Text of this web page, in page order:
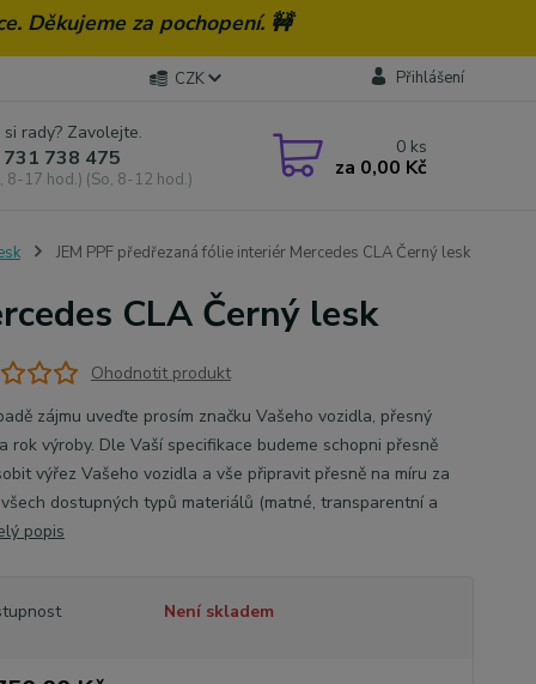
Děkujeme za pochopení. 🚧
CZK Přihlášení
rady? Zavolejte.
738 475
8-17 hod.) (So, 8-12 hod.)
0 ks
za 0,00 Kč
JEM PPF předřezaná fólie interiér Mercedes CLA Černý lesk
CLA Černý lesk
Ohodnotit produkt
zájmu uveďte prosím značku Vašeho vozidla, přesný
rok výroby. Dle Vaší specifikace budeme schopni přesně
výřez Vašeho vozidla a vše připravit přesně na míru za
dostupných typů materiálů (matné, transparentní a
popis
Není skladem